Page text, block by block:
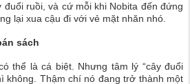
đuổi ruồi, và cứ mỗi khi Nobita đến đứng
lại xua cậu đi với vẻ mặt nhăn nhó.
sách
thể là cá biệt. Nhưng tâm lý “cây đuổi
không. Thậm chí nó đang trở thành một